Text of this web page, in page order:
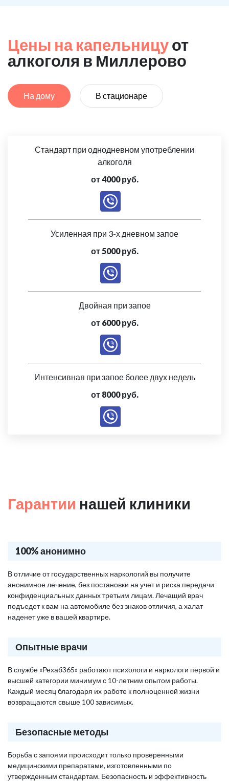
Цены на капельницуот
алкоголя в Миллерово
На дому В стационаре
Стандарт при однодневном употреблении
алкоголя
от 4000 руб.
Усиленная при 3-х дневном запое
от 5000 руб.
Двойная при запое
от 6000 руб.
Интенсивная при запое более двух недель
от 8000 руб.
Гарантии нашей клиники
100% анонимно
В отличие от государственных наркологий вы получите
анонимное лечение, без постановки на учет и риска передачи
конфиденциальных данных третьим лицам. Лечащий врач
подъедет к вам на автомобиле без знаков отличия, а халат
наденет уже в вашей квартире.
Опытные врачи
В службе «Рехаб365» работают психологи и наркологи первой и
высшей категории минимум с 10-летним опытом работы.
Каждый месяц благодаря их работе к полноценной жизни
возвращаются свыше 100 зависимых.
Безопасные методы
Борьба с запоями происходит только проверенными
медицинскими препаратами, изготовленными по
утвержденным стандартам. Безопасность и эффективность